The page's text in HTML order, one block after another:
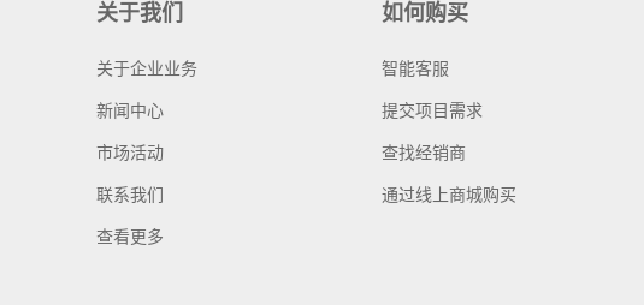
关于我们
关于企业业务
新闻中心
市场活动
联系我们
查看更多
如何购买
智能客服
提交项目需求
查找经销商
通过线上商城购买